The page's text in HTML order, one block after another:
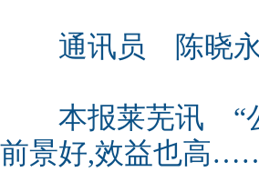
通讯员 陈晓
本报莱芜讯 “公
前景好,效益也高